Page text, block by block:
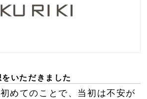
いただきました
めてのことで、当初は不安が